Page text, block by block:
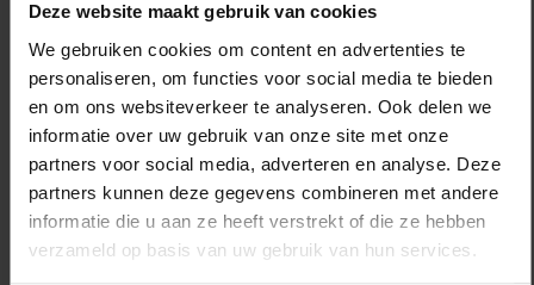
Deze website maakt gebruik van cookies
We gebruiken cookies om content en advertenties te
personaliseren, om functies voor social media te bieden
en om ons websiteverkeer te analyseren. Ook delen we
informatie over uw gebruik van onze site met onze
partners voor social media, adverteren en analyse. Deze
partners kunnen deze gegevens combineren met andere
informatie die u aan ze heeft verstrekt of die ze hebben
verzameld op basis van uw gebruik van hun services.
natuur- en wiskundige Ingrid Daubechies, die zelf ook
aanwezig was bij de prijsuitreiking. Zij bedacht de
wedstrijd voor haar Alma Mater:
“Wiskunde is enorm nuttig en belangrijk voor zoveel
dingen in onze samenleving. Daarom is het
belangrijk dat leerkrachten onze toekomstige
generaties de liefde voor wiskunde bijbrengen. Niet
alleen door het curriculum te volgen, maar ook door